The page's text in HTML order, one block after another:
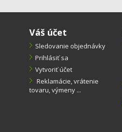
Váš účet
Sledovanie objednávky
Prihlásiť sa
Vytvoriť účet
Reklamácie, vrátenie
tovaru, výmeny ...